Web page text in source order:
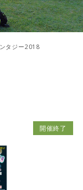
タジー2018
開催終了